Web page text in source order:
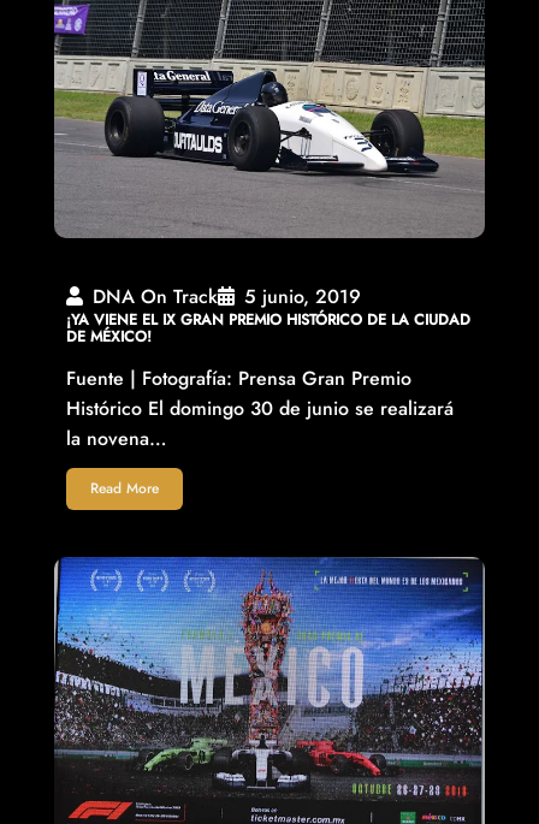
DNA On Track 5 junio, 2019
¡YA VIENE EL IX GRAN PREMIO HISTÓRICO DE LA CIUDAD
DE MÉXICO!
Fuente | Fotografía: Prensa Gran Premio
Histórico El domingo 30 de junio se realizará
la novena…
Read More